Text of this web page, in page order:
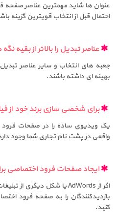
احتمال قبل از انتخاب قویترین گزینه
عناصر تبدیل را بالاتر از بقیه
جعبه های انتخاب و سایر عناصر تبدیل
بهینه ای داشته باشند.
برای شخصی سازی برند خود از
یک ویدیوی ساده را در صفحات
واقعی در پشت نام تجاری شما وجود
ایجاد صفحات فرود اختصاصی
بازدیدکنندگان را به صفحه فرود
کنید.